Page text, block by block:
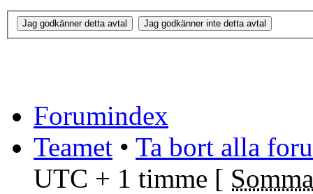
Forumindex
Teamet • Ta bort alla
UTC + 1 timme [